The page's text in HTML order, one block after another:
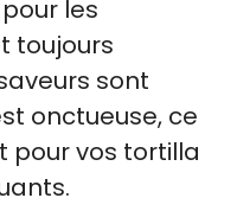
les
toujours
sont
onctueuse, ce
pour vos tortilla